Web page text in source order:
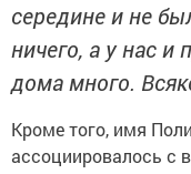
середине и не
ничего, а у нас и
дома много.
Кроме того, имя
ассоциировалось с